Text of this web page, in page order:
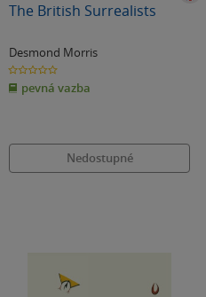
The British Surrealists
Desmond Morris
0.0
z
5
hvězdiček
pevná vazba
Nedostupné